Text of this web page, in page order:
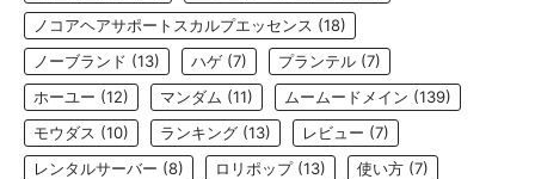
ノコアヘアサポートスカルプエッセンス (18)
ノーブランド (13) ハゲ (7) プランテル (7)
ホーユー (12) マンダム (11) ムームードメイン (139)
モウダス (10) ランキング (13) レビュー (7)
レンタルサーバー (8) ロリポップ(13) 使い方 (7)